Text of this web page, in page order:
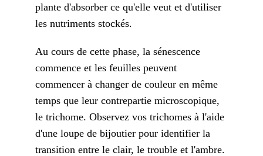
plante d'absorber ce qu'elle veut et d'utiliser
les nutriments stockés.
Au cours de cette phase, la sénescence
commence et les feuilles peuvent
commencer à changer de couleur en même
temps que leur contrepartie microscopique,
le trichome. Observez vos trichomes à l'aide
d'une loupe de bijoutier pour identifier la
transition entre le clair, le trouble et l'ambre.